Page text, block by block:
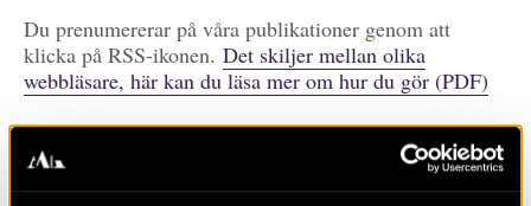
Du prenumererar på våra publikationer genom att
klicka på RSS-ikonen. Det skiljer mellan olika
webbläsare, här kan du läsa mer om hur du gör (PDF)